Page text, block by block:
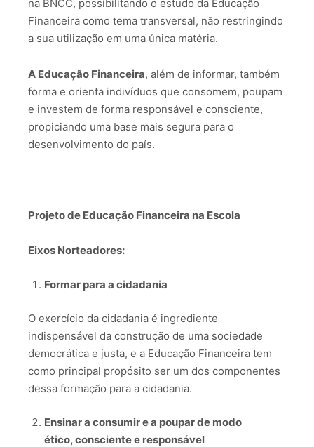
na BNCC, possibilitando o estudo da Educação
Financeira como tema transversal, não restringindo
a sua utilização em uma única matéria.
A Educação Financeira, além de informar, também
forma e orienta indivíduos que consomem, poupam
e investem de forma responsável e consciente,
propiciando uma base mais segura para o
desenvolvimento do país.
Projeto de Educação Financeira na Escola
Eixos Norteadores:
Formar para a cidadania
O exercício da cidadania é ingrediente
indispensável da construção de uma sociedade
democrática e justa, e a Educação Financeira tem
como principal propósito ser um dos componentes
dessa formação para a cidadania.
Ensinar a consumir e a poupar de modo
ético, consciente e responsável